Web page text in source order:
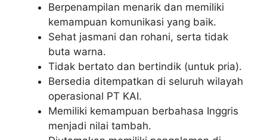
Berpenampilan menarik dan memiliki
kemampuan komunikasi yang baik.
Sehat jasmani dan rohani, serta tidak
buta warna.
Tidak bertato dan bertindik (untuk pria).
Bersedia ditempatkan di seluruh wilayah
operasional PT KAI.
Memiliki kemampuan berbahasa Inggris
menjadi nilai tambah.